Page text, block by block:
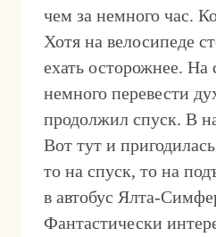
чем за немного час.
Хотя на велосипеде
ехать осторожнее. На
немного перевести
продолжил спуск. В
Вот тут и
то на спуск, то на
в автобус Ялта-
Фантастически